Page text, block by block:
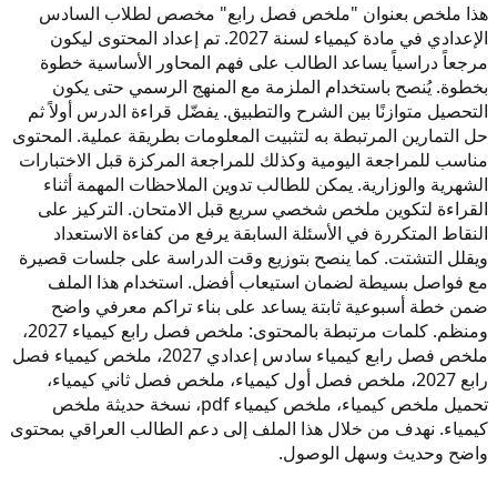
هذا ملخص بعنوان "ملخص فصل رابع" مخصص لطلاب السادس
الإعدادي في مادة كيمياء لسنة 2027. تم إعداد المحتوى ليكون
مرجعاً دراسياً يساعد الطالب على فهم المحاور الأساسية خطوة
بخطوة. يُنصح باستخدام الملزمة مع المنهج الرسمي حتى يكون
التحصيل متوازنًا بين الشرح والتطبيق. يفضّل قراءة الدرس أولاً ثم
حل التمارين المرتبطة به لتثبيت المعلومات بطريقة عملية. المحتوى
مناسب للمراجعة اليومية وكذلك للمراجعة المركزة قبل الاختبارات
الشهرية والوزارية. يمكن للطالب تدوين الملاحظات المهمة أثناء
القراءة لتكوين ملخص شخصي سريع قبل الامتحان. التركيز على
النقاط المتكررة في الأسئلة السابقة يرفع من كفاءة الاستعداد
ويقلل التشتت. كما ينصح بتوزيع وقت الدراسة على جلسات قصيرة
مع فواصل بسيطة لضمان استيعاب أفضل. استخدام هذا الملف
ضمن خطة أسبوعية ثابتة يساعد على بناء تراكم معرفي واضح
ومنظم. كلمات مرتبطة بالمحتوى: ملخص فصل رابع كيمياء 2027،
ملخص فصل رابع كيمياء سادس إعدادي 2027، ملخص كيمياء فصل
رابع 2027، ملخص فصل أول كيمياء، ملخص فصل ثاني كيمياء،
تحميل ملخص كيمياء، ملخص كيمياء pdf، نسخة حديثة ملخص
كيمياء. نهدف من خلال هذا الملف إلى دعم الطالب العراقي بمحتوى
واضح وحديث وسهل الوصول.